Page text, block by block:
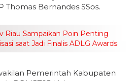
Thomas Bernandes SSos.
Riau Sampaikan Poin Penting
saat Jadi Finalis ADLG Awards
Pemerintah Kabupaten